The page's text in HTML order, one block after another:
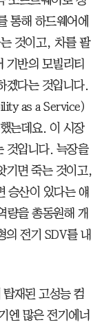
통해 하드웨어에
것이고, 차를 팔
기반의 모빌리티
겠다는 것입니다.
as a Service)
는데요. 이 시장
것입니다. 늑장을
기면 죽는 것이고,
승산이 있다는 얘
량을 총동원해 개
의 전기 SDV를 내
재된 고성능 컴
엔 많은 전기에너